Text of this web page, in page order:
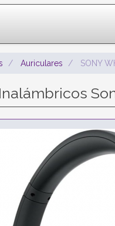
Auriculares SONY